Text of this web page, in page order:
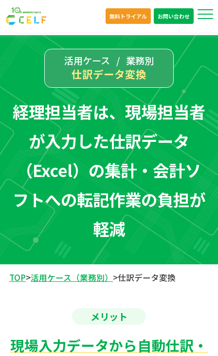
無料トライアル お問い合わせ
活用ケース 業務別
仕訳データ変換
経理担当者は、現場担当者
が入力した仕訳データ
（Excel）の集計・会計ソ
フトへの転記作業の負担が
軽減
TOP>活用ケース（業務別） >仕訳データ変換
メリット
現場入力データから自動仕訳・